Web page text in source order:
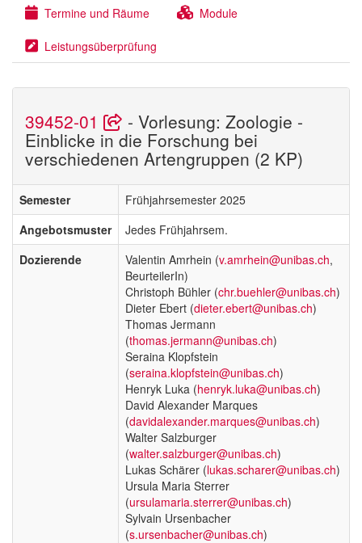
Termine und Räume Module
Leistungsüberprüfung
39452-01 - Vorlesung: Zoologie -
Einblicke in die Forschung bei
verschiedenen Artengruppen (2 KP)
Semester
Frühjahrsemester 2025
Angebotsmuster
Jedes Frühjahrsem.
Dozierende
Valentin Amrhein (v.amrhein@unibas.ch,
BeurteilerIn)
Christoph Bühler (chr.buehler@unibas.ch)
Dieter Ebert (dieter.ebert@unibas.ch)
Thomas Jermann
(thomas.jermann@unibas.ch)
Seraina Klopfstein
(seraina.klopfstein@unibas.ch)
Henryk Luka (henryk.luka@unibas.ch)
David Alexander Marques
(davidalexander.marques@unibas.ch)
Walter Salzburger
(walter.salzburger@unibas.ch)
Lukas Schärer (lukas.scharer@unibas.ch)
Ursula Maria Sterrer
(ursulamaria.sterrer@unibas.ch)
Sylvain Ursenbacher
(s.ursenbacher@unibas.ch)